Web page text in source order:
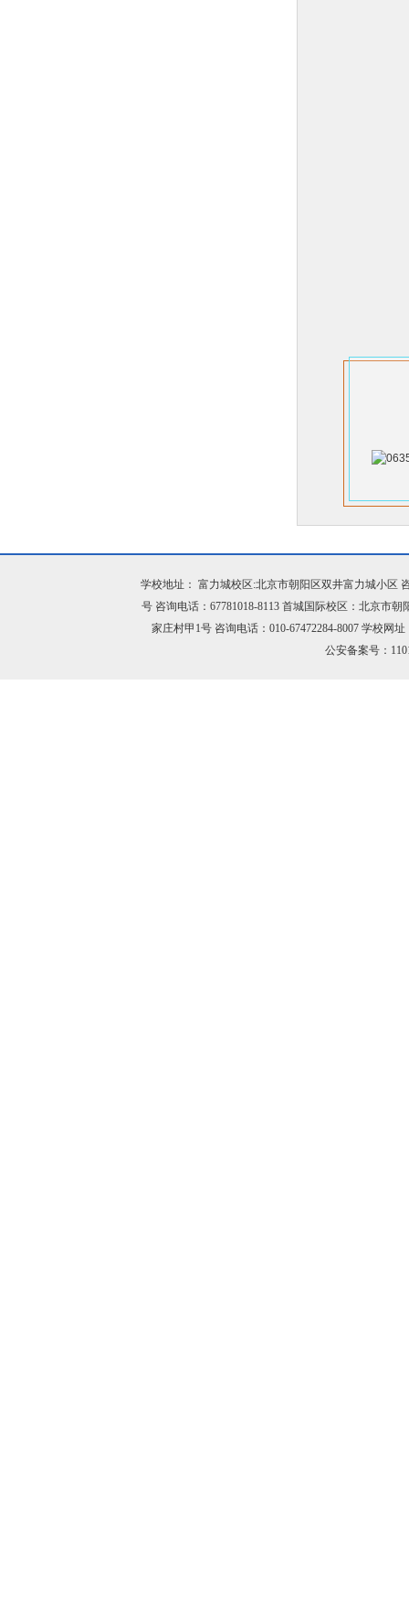
学校地址： 富力城校区:北京市朝阳区双井富力城小区
号 咨询电话：67781018-8113 首城国际校区：北京市
家庄村甲1号 咨询电话：010-67472284-8007 学校网
公安备案号：